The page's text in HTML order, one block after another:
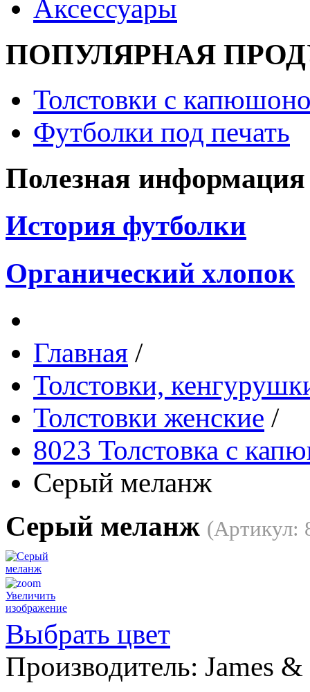
Аксессуары
ПОПУЛЯРНАЯ
Толстовки с
Футболки под печать
Полезная информация
История футболки
Органический хлопок
Главная /
Толстовки,
Толстовки женские /
8023 Толстовка с
Серый меланж
Серый меланж (Артикул:
Увеличить
изображение
Выбрать цвет
Производитель: James